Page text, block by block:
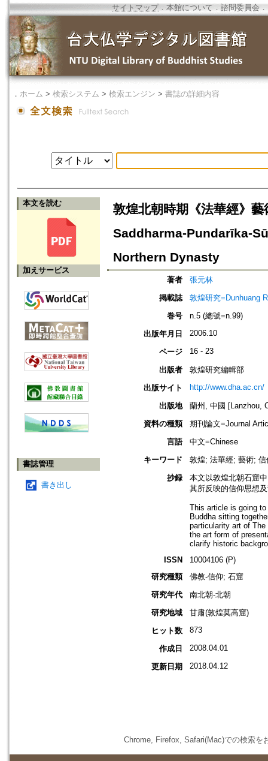
サイトマップ．本館について ． 諮問委員会 ．
． ホーム > 検索システム > 検索エンジン > 書誌の詳細内容
本文を読む
加えサービス
書誌管理
書き出し
敦煌北朝時期《法華經》
Saddharma-Pundarīka-
Northern Dynasty
著者
張元林
掲載誌
敦煌研究=Dunhuang
巻号
n.5 (總號=n.99)
出版年月日
2006.10
ページ 16 - 23
出版者
敦煌研究編輯部
出版サイト
http://www.dha.ac.cn/
出版地
蘭州, 中國 [Lanzhou,
資料の種類
期刊論文=Journal
言語
中文=Chinese
キーワード
敦煌; 法華經; 藝術; 信
抄録
本文以敦煌北朝石窟
其所反映的信仰思想
This article is going
Buddha sitting
particularity art of
the art form of
clarify historic
ISSN
10004106 (P)
研究種類
佛教-信仰; 石窟
研究年代
南北朝-北朝
研究地域
甘肅(敦煌莫高窟)
ヒット数
873
作成日 2008.04.01
更新日期 2018.04.12
Chrome, Firefox, Safari(Mac)での検索を